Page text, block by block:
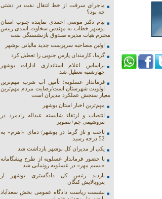
ماجرای سرقت از خط انتقال نفت در دشتی
چه بود؟
پیام دکتر موسی احمدی نماینده جنوب استان
بوشهر خطاب به مهندس سخاوت اسدی رییس
محترم هیات مدیره صندوق بازنشستگی نفت
اولین مصاحبه سرپرست جدید مالیاتی بوشهر
گرما، کارمندان پارس جنوبی را تعطیل کرد
براساس اعلام استانداری ادارات بوشهر
چهارشنبه تعطیل شد
فرماندار عسلویه؛ تأمین آب شرب مهم‌ترین
اولویت شهرستان است/رضایت مردم مهم‌ترین
معیار سنجش عملکرد مدیران است
مهم‌ترین اخبار استان بوشهر
انتصاب و ارتقاء شایسته عبداله رادمرد در
پتروشیمی جم+تصویر
تاخت و تاز گرما در بوشهر/ دمای «اهرم» به
52 درجه رسید
یکی از مدیران کل بوشهر بازداشت شد
با حضور فرماندار عسلویه از طرح پیشگامانه
«نسیم مهر» در عسلویه رونمایی شد
بازدید رئیس کل دادگستری بوشهر از
پتروپالایش کنگان
نشست ریاست دادگاه عمومی بخش سعدآباد